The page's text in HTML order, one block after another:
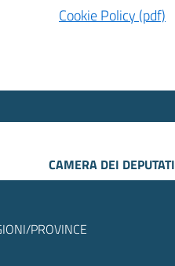
Cookie Policy (pdf)
CAMERA DEI DEPUTATI
PROVINCE